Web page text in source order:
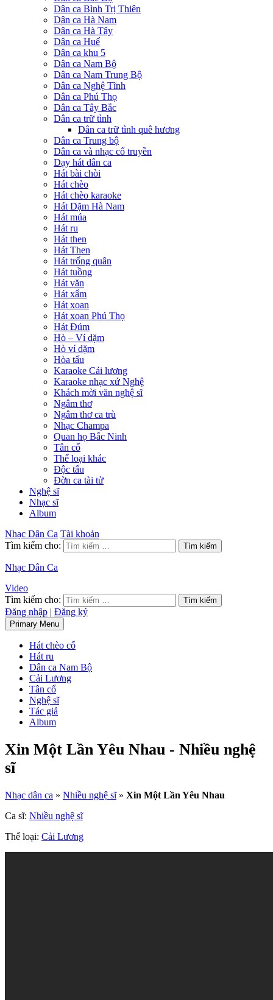
Dân ca Bình Trị Thiên
Dân ca Hà Nam
Dân ca Hà Tây
Dân ca Huế
Dân ca khu 5
Dân ca Nam Bộ
Dân ca Nam Trung Bộ
Dân ca Nghệ Tĩnh
Dân ca Phú Thọ
Dân ca Tây Bắc
Dân ca trữ tình
Dân ca trữ tình quê hương
Dân ca Trung bộ
Dân ca và nhạc cổ truyền
Dạy hát dân ca
Hát bài chòi
Hát chèo
Hát chèo karaoke
Hát Dặm Hà Nam
Hát múa
Hát ru
Hát then
Hát Then
Hát trống quân
Hát tuồng
Hát văn
Hát xẩm
Hát xoan
Hát xoan Phú Thọ
Hát Đúm
Hò – Ví dặm
Hò ví dặm
Hòa tấu
Karaoke Cải lương
Karaoke nhạc xứ Nghệ
Khách mời văn nghệ sĩ
Ngâm thơ
Ngâm thơ ca trù
Nhạc Champa
Quan họ Bắc Ninh
Tân cổ
Thể loại khác
Độc tấu
Đờn ca tài tử
Nghệ sĩ
Nhạc sĩ
Album
Nhạc Dân Ca Tài khoản
Tìm kiếm cho:
Nhạc Dân Ca
Video
Tìm kiếm cho:
Đăng nhập | Đăng ký
Primary Menu
Hát chèo cổ
Hát ru
Dân ca Nam Bộ
Cải Lương
Tân cổ
Nghệ sĩ
Tác giả
Album
Xin Một Lần Yêu Nhau - Nhiều nghệ
sĩ
Nhạc dân ca » Nhiều nghệ sĩ» Xin Một Lần Yêu Nhau
Ca sĩ: Nhiều nghệ sĩ
Thể loại: Cải Lương